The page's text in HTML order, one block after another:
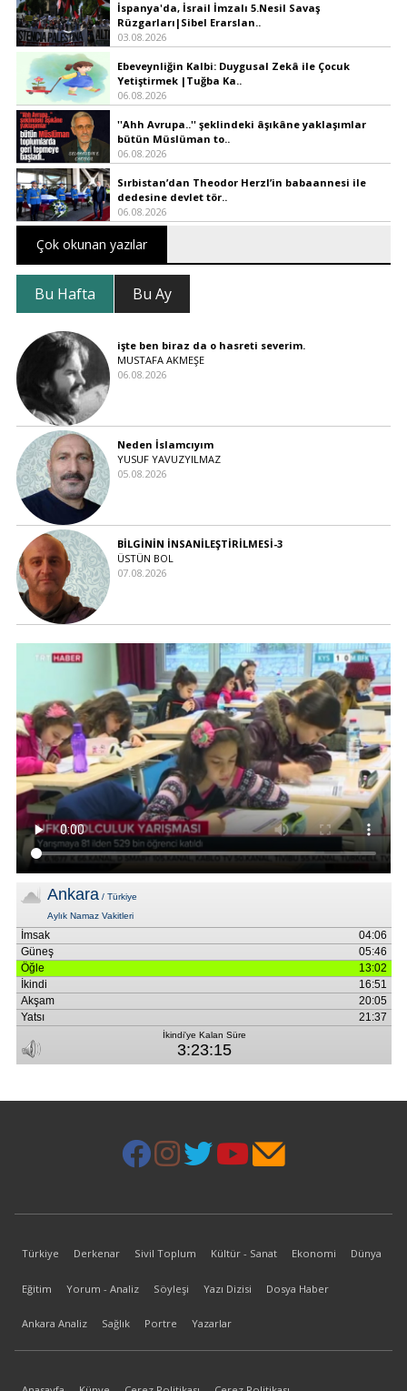
İspanya'da, İsrail İmzalı 5.Nesil Savaş
Rüzgarları|Sibel Erarslan..
03.08.2026
Ebeveynliğin Kalbi: Duygusal Zekâ ile Çocuk
Yetiştirmek |Tuğba Ka..
06.08.2026
''Ahh Avrupa..'' şeklindeki âşıkâne yaklaşımlar
bütün Müslüman to..
06.08.2026
Sırbistan’dan Theodor Herzl’in babaannesi ile
dedesine devlet tör..
06.08.2026
Çok okunan yazılar
Bu Hafta Bu Ay
işte ben biraz da o hasreti severim.
MUSTAFA AKMEŞE
06.08.2026
Neden İslamcıyım
YUSUF YAVUZYILMAZ
05.08.2026
BİLGİNİN İNSANİLEŞTİRİLMESİ-3
ÜSTÜN BOL
07.08.2026
Türkiye Derkenar Sivil Toplum Kültür - Sanat Ekonomi Dünya
Eğitim Yorum - Analiz Söyleşi Yazı Dizisi Dosya Haber
Ankara Analiz Sağlık Portre Yazarlar